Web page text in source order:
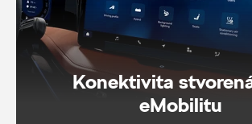
Konektivita
eMobilitu